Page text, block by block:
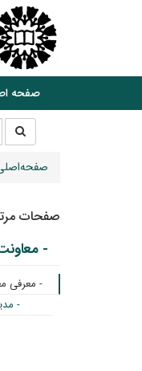
صفحه
صفحات
-
- معرفی
-